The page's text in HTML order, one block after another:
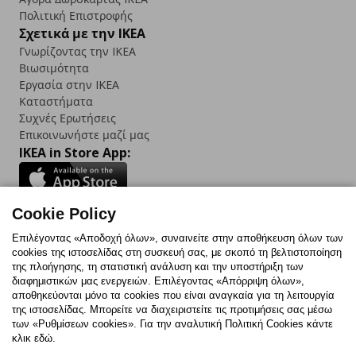
Πολιτική Επιστροφής
Σχετικά με την IKEA
Γνωρίζοντας την IKEA
Βιωσιμότητα
Εργασία στην IKEA
Καταστήματα
Συχνές Ερωτήσεις
Επικοινωνήστε μαζί μας
IKEA in Store App:
Follow us:
FacebookInstagram
TikTokYoutubePinterestTwitter
Cookie Policy
Επιλέγοντας «Αποδοχή όλων», συναινείτε στην αποθήκευση όλων των
cookies της ιστοσελίδας στη συσκευή σας, με σκοπό τη βελτιστοποίηση
της πλοήγησης, τη στατιστική ανάλυση και την υποστήριξη των
διαφημιστικών μας ενεργειών. Επιλέγοντας «Απόρριψη όλων»,
αποθηκεύονται μόνο τα cookies που είναι αναγκαία για τη λειτουργία
της ιστοσελίδας. Μπορείτε να διαχειριστείτε τις προτιμήσεις σας μέσω
των «Ρυθμίσεων cookies». Για την αναλυτική Πολιτική Cookies κάντε
κλικ εδώ.